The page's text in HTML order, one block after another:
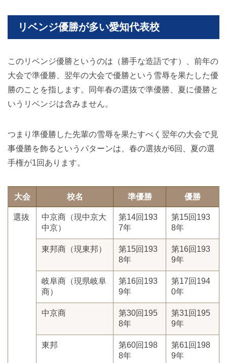
リベンジ優勝が多い愛知代表校
このリベンジ優勝というのは（勝手な造語です）、前年の
大会で準優勝、翌年の大会で優勝という雪辱を果たした優
勝のことを指します。同年春の選抜で準優勝、夏に優勝と
いうリベンジは含みません。
つまり準優勝した先輩の雪辱を果たすべく翌年の大会で見
事優勝を飾るというパターンは、春の選抜が6回、夏の選
手権が1回あります。
大会 校名 準優勝 優勝
選抜
中京商（現中京大
中京）
第14回193
7年
第15回193
8年
東邦商（現東邦）
第15回193
8年
第16回193
9年
岐阜商（現県岐阜
商）
第16回193
9年
第17回194
0年
中京商
第30回195
8年
第31回195
9年
東邦
第60回198
8年
第61回198
9年